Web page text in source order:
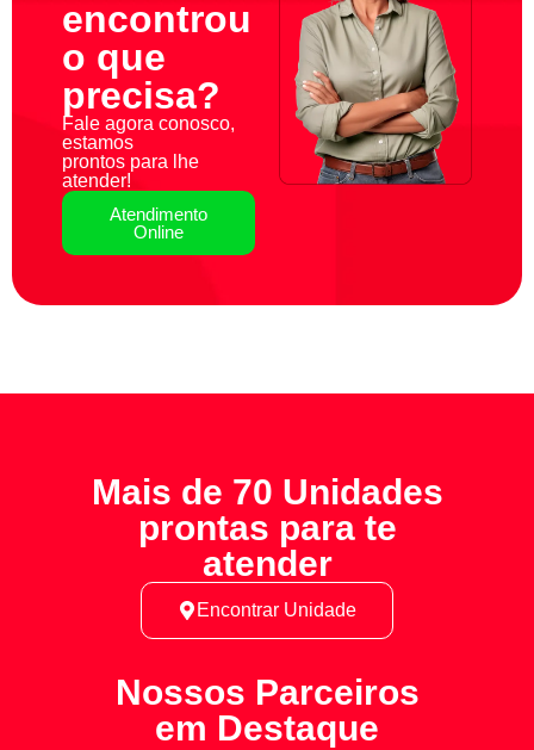
encontrou
o que
precisa?
Fale agora conosco,
estamos
prontos para lhe
atender!
Atendimento
Online
Mais de 70 Unidades
prontas para te
atender
Encontrar Unidade
Nossos Parceiros
em Destaque